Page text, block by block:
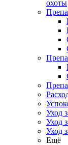
охоты
Уход
Уход
Уход
Ещё